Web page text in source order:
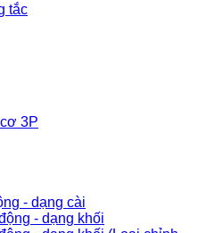
tắc
3P
- dạng cài
- dạng khối